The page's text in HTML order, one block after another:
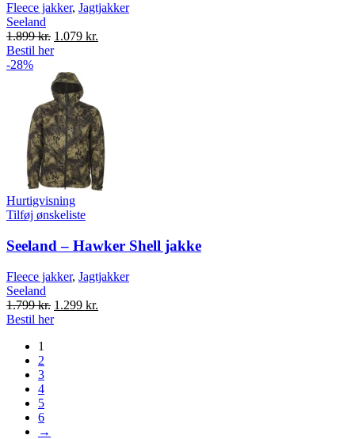
Fleece jakker, Jagtjakker
Seeland
1.899kr. Original
price
1.899 kr..
1.079 kr.
Bestil her
-28%
Hurtigvisning
Tilføj ønskeliste
Seeland – Hawker Shell jakke
Fleece jakker, Jagtjakker
Seeland
1.799kr. Original
price
1.299 kr.
Bestil her
1
2
3
4
5
6
→